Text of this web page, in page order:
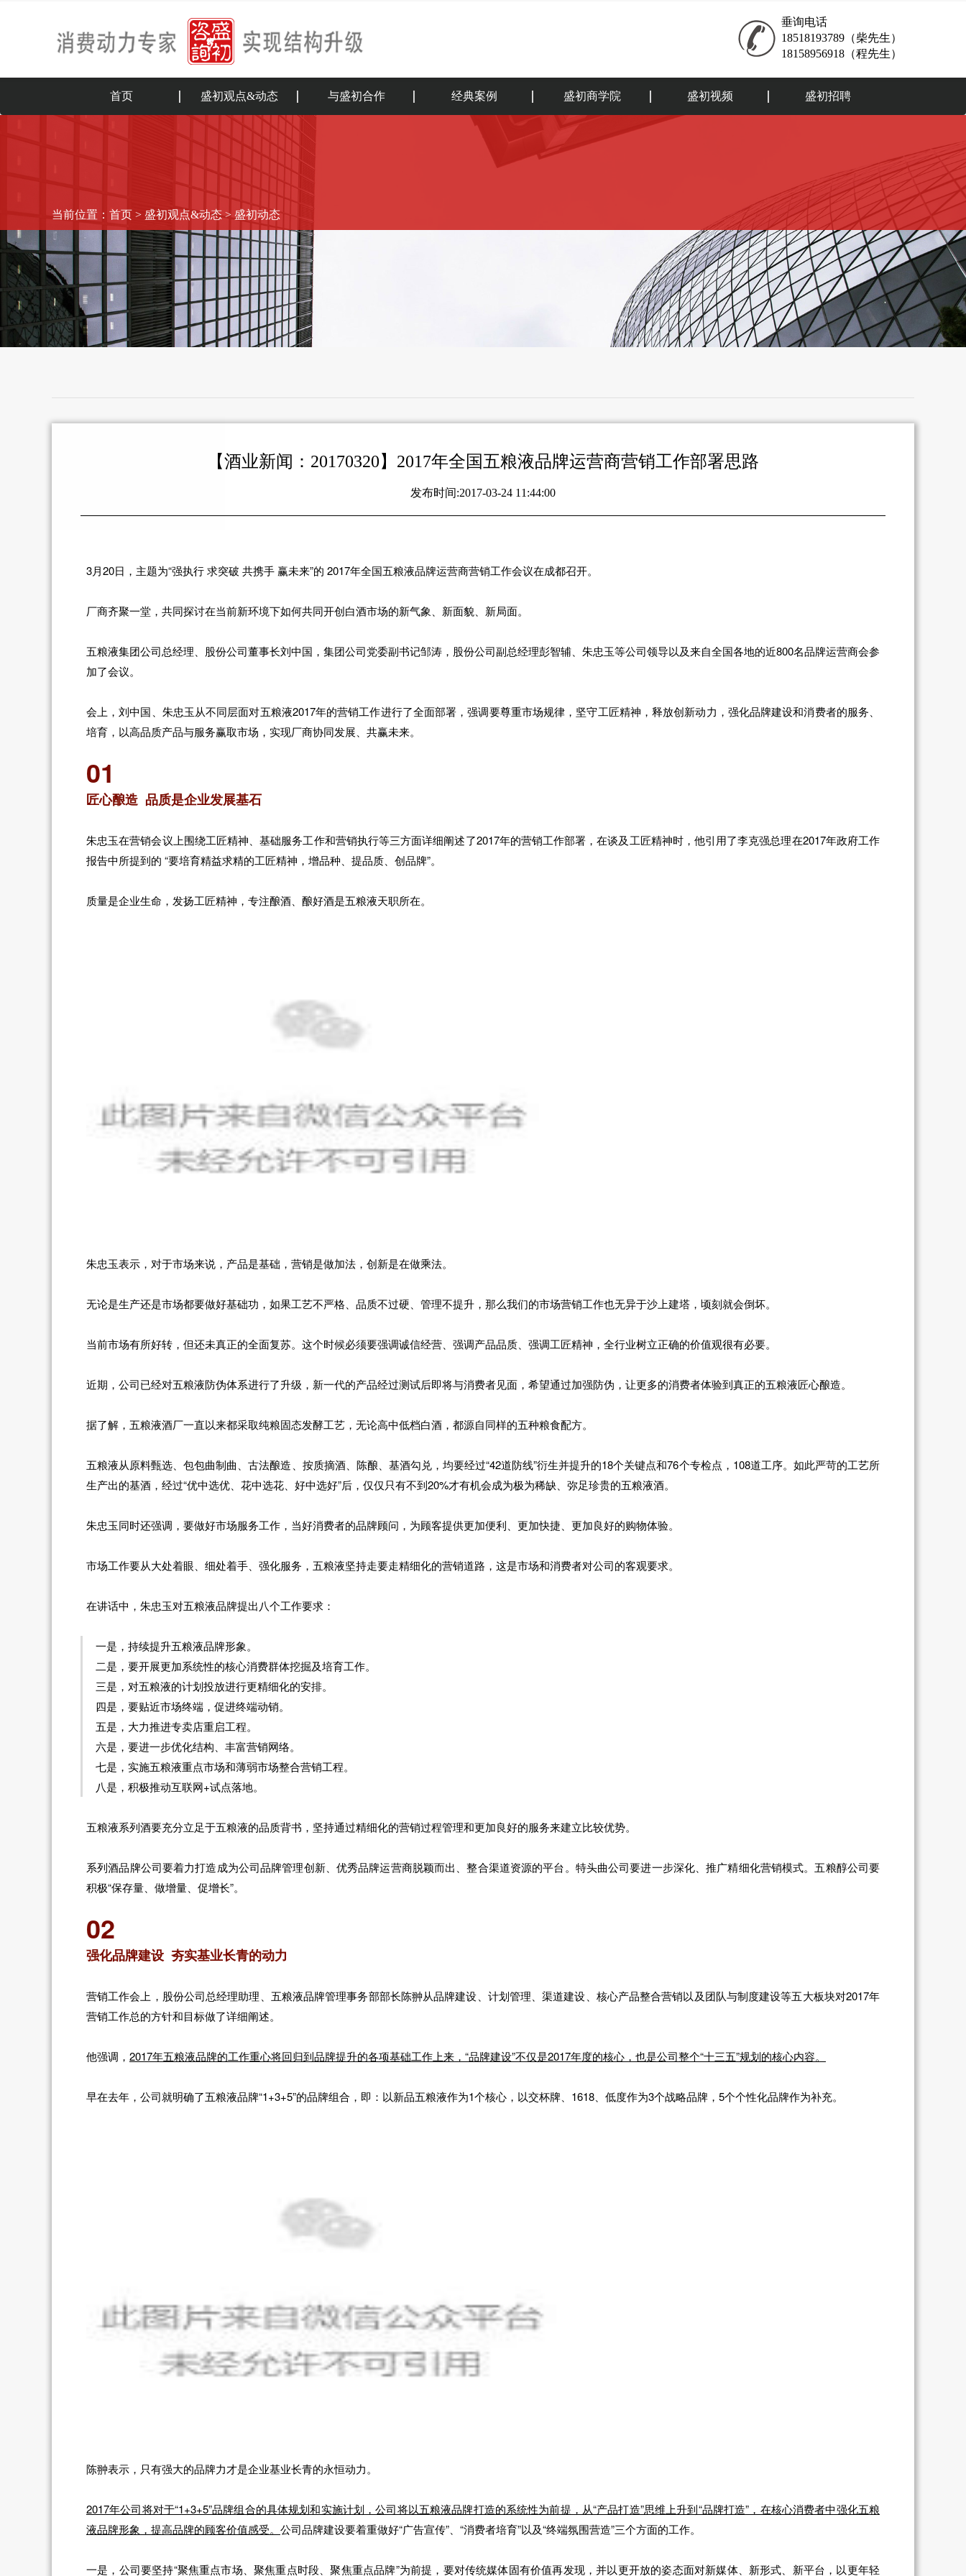
垂询电话
18518193789（柴先生）
18158956918（程先生）
首页 盛初观点&动态 与盛初合作 经典案例 盛初商学院 盛初视频 盛初招聘
当前位置： 首页 > 盛初观点&动态> 盛初动态
【酒业新闻：20170320】2017年全国五粮液品牌运营商营销工作部署思路
发布时间:2017-03-24 11:44:00
3月20日，主题为“强执行 求突破 共携手 赢未来”的 2017年全国五粮液品牌运营商营销工作会议在成都召开。
厂商齐聚一堂，共同探讨在当前新环境下如何共同开创白酒市场的新气象、新面貌、新局面。
五粮液集团公司总经理、股份公司董事长刘中国，集团公司党委副书记邹涛，股份公司副总经理彭智辅、朱忠玉等公司领导以及来自全国各地的近800名品牌运营商会参
加了会议。
会上，刘中国、朱忠玉从不同层面对五粮液2017年的营销工作进行了全面部署，强调要尊重市场规律，坚守工匠精神，释放创新动力，强化品牌建设和消费者的服务、
培育，以高品质产品与服务赢取市场，实现厂商协同发展、共赢未来。
01
匠心酿造 品质是企业发展基石
朱忠玉在营销会议上围绕工匠精神、基础服务工作和营销执行等三方面详细阐述了2017年的营销工作部署，在谈及工匠精神时，他引用了李克强总理在2017年政府工作
报告中所提到的 “要培育精益求精的工匠精神，增品种、提品质、创品牌”。
质量是企业生命，发扬工匠精神，专注酿酒、酿好酒是五粮液天职所在。
朱忠玉表示，对于市场来说，产品是基础，营销是做加法，创新是在做乘法。
无论是生产还是市场都要做好基础功，如果工艺不严格、品质不过硬、管理不提升，那么我们的市场营销工作也无异于沙上建塔，顷刻就会倒坏。
当前市场有所好转，但还未真正的全面复苏。这个时候必须要强调诚信经营、强调产品品质、强调工匠精神，全行业树立正确的价值观很有必要。
近期，公司已经对五粮液防伪体系进行了升级，新一代的产品经过测试后即将与消费者见面，希望通过加强防伪，让更多的消费者体验到真正的五粮液匠心酿造。
据了解，五粮液酒厂一直以来都采取纯粮固态发酵工艺，无论高中低档白酒，都源自同样的五种粮食配方。
五粮液从原料甄选、包包曲制曲、古法酿造、按质摘酒、陈酿、基酒勾兑，均要经过“42道防线”衍生并提升的18个关键点和76个专检点，108道工序。如此严苛的工艺所
生产出的基酒，经过“优中选优、花中选花、好中选好”后，仅仅只有不到20%才有机会成为极为稀缺、弥足珍贵的五粮液酒。
朱忠玉同时还强调，要做好市场服务工作，当好消费者的品牌顾问，为顾客提供更加便利、更加快捷、更加良好的购物体验。
市场工作要从大处着眼、细处着手、强化服务，五粮液坚持走要走精细化的营销道路，这是市场和消费者对公司的客观要求。
在讲话中，朱忠玉对五粮液品牌提出八个工作要求：
一是，持续提升五粮液品牌形象。
二是，要开展更加系统性的核心消费群体挖掘及培育工作。
三是，对五粮液的计划投放进行更精细化的安排。
四是，要贴近市场终端，促进终端动销。
五是，大力推进专卖店重启工程。
六是，要进一步优化结构、丰富营销网络。
七是，实施五粮液重点市场和薄弱市场整合营销工程。
八是，积极推动互联网+试点落地。
五粮液系列酒要充分立足于五粮液的品质背书，坚持通过精细化的营销过程管理和更加良好的服务来建立比较优势。
系列酒品牌公司要着力打造成为公司品牌管理创新、优秀品牌运营商脱颖而出、整合渠道资源的平台。特头曲公司要进一步深化、推广精细化营销模式。五粮醇公司要
积极“保存量、做增量、促增长”。
02
强化品牌建设 夯实基业长青的动力
营销工作会上，股份公司总经理助理、五粮液品牌管理事务部部长陈翀从品牌建设、计划管理、渠道建设、核心产品整合营销以及团队与制度建设等五大板块对2017年
营销工作总的方针和目标做了详细阐述。
他强调， 2017年五粮液品牌的工作重心将回归到品牌提升的各项基础工作上来，“品牌建设”不仅是2017年度的核心，也是公司整个“十三五”规划的核心内容。
早在去年，公司就明确了五粮液品牌“1+3+5”的品牌组合，即：以新品五粮液作为1个核心，以交杯牌、1618、低度作为3个战略品牌，5个个性化品牌作为补充。
陈翀表示，只有强大的品牌力才是企业基业长青的永恒动力。
2017年公司将对于“1+3+5”品牌组合的具体规划和实施计划，公司将以五粮液品牌打造的系统性为前提，从“产品打造”思维上升到“品牌打造”，在核心消费者中强化五粮
液品牌形象，提高品牌的顾客价值感受。 公司品牌建设要着重做好“广告宣传”、“消费者培育”以及“终端氛围营造”三个方面的工作。
一是，公司要坚持“聚焦重点市场、聚焦重点时段、聚焦重点品牌”为前提，要对传统媒体固有价值再发现，并以更开放的姿态面对新媒体、新形式、新平台，以更年轻